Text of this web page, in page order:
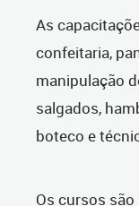
As
confeitaria,
manipulação
salgados,
boteco e
Os cursos